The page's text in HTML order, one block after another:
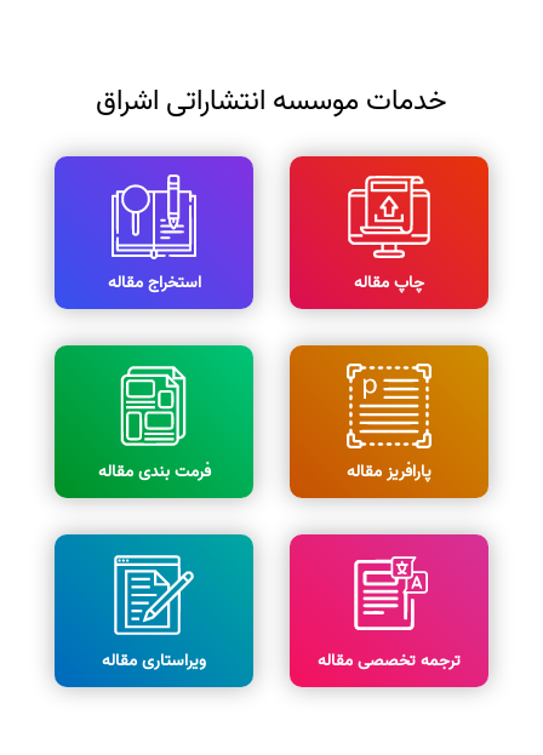
خدمات موسسه انتشاراتی اشراق
چاپ مقاله استخراج مقاله
پارافریز مقاله فرمت بندی مقاله
ترجمه تخصصی مقاله ویراستاری مقاله